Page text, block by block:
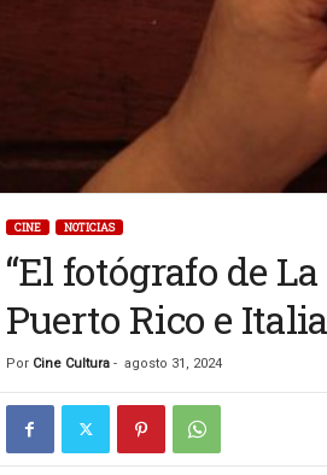
CINE NOTICIAS
“El fotógrafo de
Puerto Rico e Italia
Por Cine Cultura- agosto 31, 2024